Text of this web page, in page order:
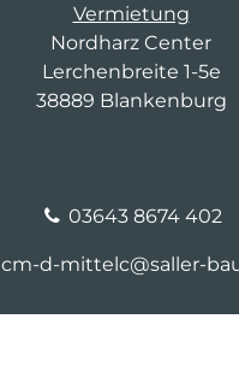
Vermietung
Nordharz Center
Lerchenbreite 1-5e
38889 Blankenburg
03643 8674 402
cm-d-mittelc@saller-